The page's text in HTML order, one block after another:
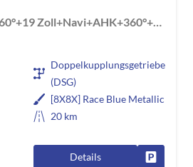
Doppelkupplungsgetriebe
(DSG)
[8X8X] Race Blue Metallic
20 km
Details